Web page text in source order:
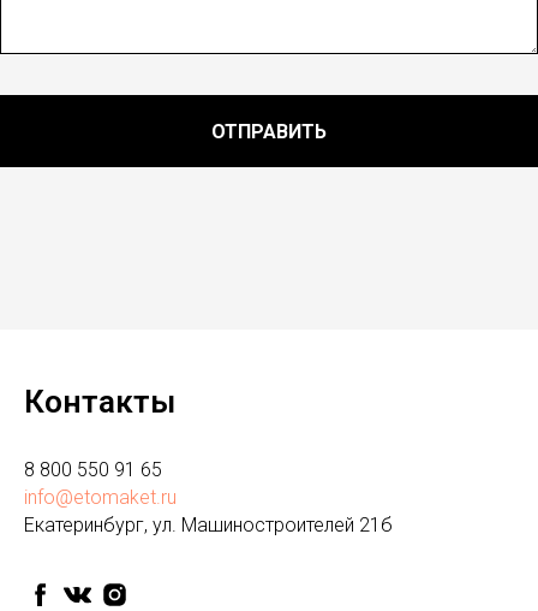
ОТПРАВИТЬ
Контакты
8 800 550 91 65
info@etomaket.ru
Екатеринбург, ул. Машиностроителей 21б